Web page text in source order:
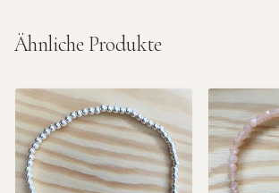
Ähnliche Produkte